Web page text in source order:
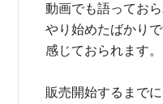
動画でも語ってお
やり始めたばかり
感じておられます。
販売開始するまで